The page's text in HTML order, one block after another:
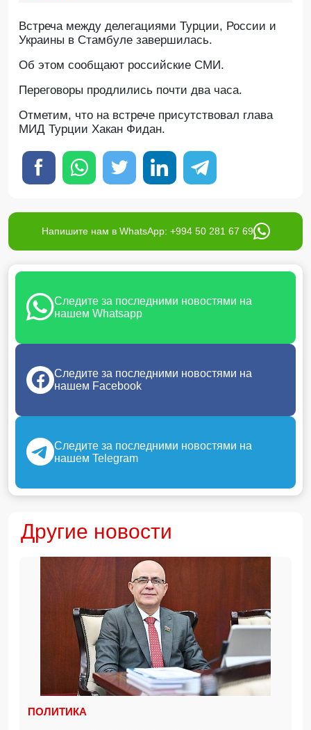
Встреча между делегациями Турции, России и
Украины в Стамбуле завершилась.
Об этом сообщают российские СМИ.
Переговоры продлились почти два часа.
Отметим, что на встрече присутствовал глава
МИД Турции Хакан Фидан.
Напишите нам в WhatsApp: +994 50 281 67 69
Следите за последними новостями на
нашем Whatsapp
Следите за последними новостями на
нашем Facebook
Следите за последними новостями на
нашем Telegram
Другие новости
ПОЛИТИКА